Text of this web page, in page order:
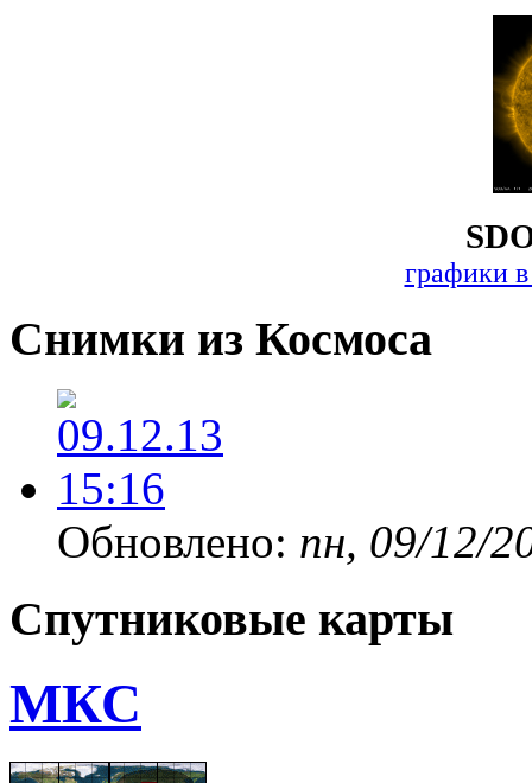
графики
Снимки из Космоса
Обновлено: пн, 09/12/
Спутниковые карты
МКС